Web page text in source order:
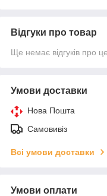
Відгуки про товар
Ще немає відгуків про
Умови доставки
Нова Пошта
Самовивіз
Всі умови доставки
Умови оплати